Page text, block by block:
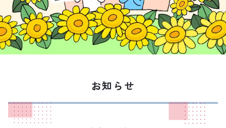
お知らせ